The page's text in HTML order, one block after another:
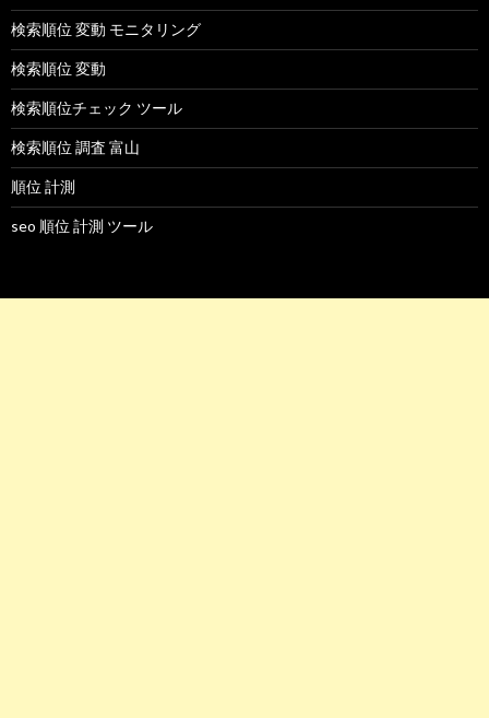
検索順位 変動 モニタリング
検索順位 変動
検索順位チェック ツール
検索順位 調査 富山
順位 計測
seo 順位 計測 ツール